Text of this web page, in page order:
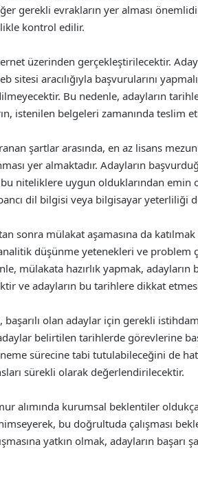
gerekli evrakların yer alması
kontrol edilir.
üzerinden gerçekleştirilecektir.
sitesi aracılığıyla başvurularını
Bu nedenle, adayların
istenilen belgeleri zamanında teslim
şartlar arasında, en az lisans
yer almaktadır. Adayların
niteliklere uygun olduklarından emin
dil bilgisi veya bilgisayar yeterliliği
sonra mülakat aşamasına da
düşünme yetenekleri ve problem
mülakata hazırlık yapmak, adayların
ve adayların bu tarihlere dikkat
başarılı olan adaylar için gerekli
belirtilen tarihlerde görevlerine
sürecine tabi tutulabileceğini de
sürekli olarak değerlendirilecektir.
alımında kurumsal beklentiler
bu doğrultuda çalışması
yatkın olmak, adayların başarı